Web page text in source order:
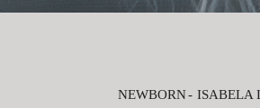
NEWBORN ISABELA